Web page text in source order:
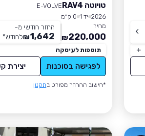
טויוטה RAV4
E-VOLVE
2026 יד 1
0 ק״מ
מחיר
220,000
₪
החזר חודשי מ-
1,642
₪לחודש*
תוספות לעיסקה
לפגישה בסוכנות יצירת
*חישוב ההחזר מפורט בתקנון